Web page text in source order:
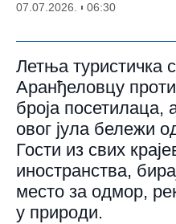
07.07.2026.
06:30
Летња туристичка
Аранђеловцу
броја посетилаца,
овог јула бележи
Гости из свих
иностранства,
место за одмор,
у природи.